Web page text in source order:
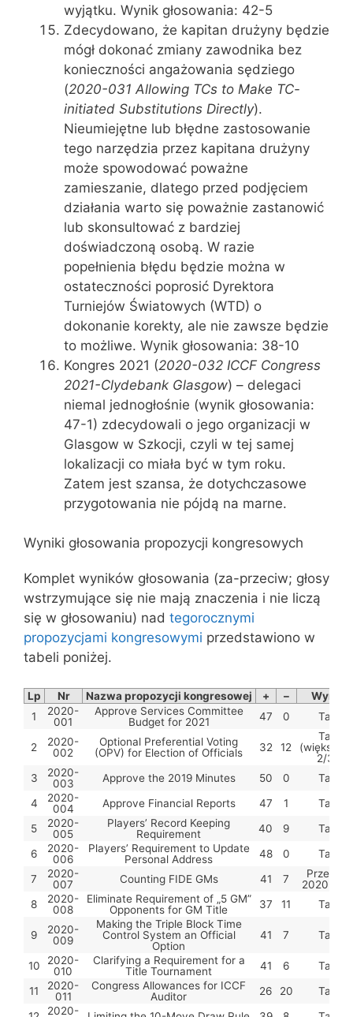
wyjątku. Wynik głosowania: 42-5
Zdecydowano, że kapitan drużyny będzie
mógł dokonać zmiany zawodnika bez
konieczności angażowania sędziego
(2020-031 Allowing TCs to Make TC-
initiated Substitutions Directly).
Nieumiejętne lub błędne zastosowanie
tego narzędzia przez kapitana drużyny
może spowodować poważne
zamieszanie, dlatego przed podjęciem
działania warto się poważnie zastanowić
lub skonsultować z bardziej
doświadczoną osobą. W razie
popełnienia błędu będzie można w
ostateczności poprosić Dyrektora
Turniejów Światowych (WTD) o
dokonanie korekty, ale nie zawsze będzie
to możliwe. Wynik głosowania: 38-10
Kongres 2021 (2020-032 ICCF Congress
2021-Clydebank Glasgow) – delegaci
niemal jednogłośnie (wynik głosowania:
47-1) zdecydowali o jego organizacji w
Glasgow w Szkocji, czyli w tej samej
lokalizacji co miała być w tym roku.
Zatem jest szansa, że dotychczasowe
przygotowania nie pójdą na marne.
Wyniki głosowania propozycji kongresowych
Komplet wyników głosowania (za-przeciw; głosy
wstrzymujące się nie mają znaczenia i nie liczą
się w głosowaniu) nad tegorocznymi
propozycjami kongresowymi przedstawiono w
tabeli poniżej.
Lp Nr Nazwa propozycji kongresowej + –
Wynik
1
2020-
001
Approve Services Committee
Budget for 2021
47 0 Tak
2
2020-
002
Optional Preferential Voting
(OPV) for Election of Officials
32 12
Tak
2/3)
3
2020-
003
Approve the 2019 Minutes 50 0
Tak
4
2020-
004
Approve Financial Reports 47 1
Tak
5
2020-
005
Players’ Record Keeping
Requirement
40 9
Tak
6
2020-
006
Players’ Requirement to Update
Personal Address
48 0
Tak
7
2020-
007
Counting FIDE GMs 41 7
Przeszła
2020-008
8
2020-
008
Eliminate Requirement of „5 GM”
Opponents for GM Title
37 11 Tak
9
2020-
009
Making the Triple Block Time
Control System an Official
Option
41 7 Tak
10
2020-
010
Clarifying a Requirement for a
Title Tournament
41 6
Tak
11
2020-
011
Congress Allowances for ICCF
Auditor
26 20
Tak
2020-